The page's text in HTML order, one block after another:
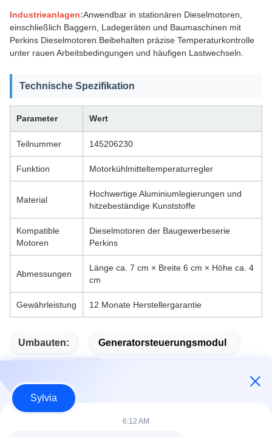
Industrieanlagen:Anwendbar in stationären Dieselmotoren,
einschließlich Baggern, Ladegeräten und Baumaschinen mit
Perkins Dieselmotoren.Beibehalten präzise Temperaturkontrolle
unter rauen Arbeitsbedingungen und häufigen Lastwechseln.
Technische Spezifikation
Parameter Wert
Teilnummer 145206230
Funktion Motorkühlmitteltemperaturregler
Material
Hochwertige Aluminiumlegierungen und
hitzebeständige Kunststoffe
Kompatible
Motoren
Dieselmotoren der Baugewerbeserie
Perkins
Abmessungen
Länge ca. 7 cm × Breite 6 cm × Höhe ca. 4
cm
Gewährleistung 12 Monate Herstellergarantie
Umbauten: Generatorsteuerungsmodul
Sylvia
6:12 AM